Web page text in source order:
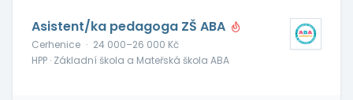
Asistent/ka pedagoga ZŠ ABA
Cerhenice · 24 000–26 000 Kč
HPP · Základní škola a Mateřská škola ABA